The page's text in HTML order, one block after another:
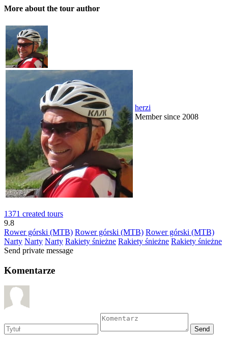
More about the tour author
herzi
Member since 2008
1371 created tours
9.8
Rower górski (MTB) Rower górski (MTB) Rower górski (MTB)
Narty Narty Narty Rakiety śnieżne Rakiety śnieżne Rakiety śnieżne
Send private message
Komentarze